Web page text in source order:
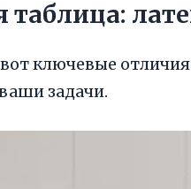
таблица:
ключевые
задачи.